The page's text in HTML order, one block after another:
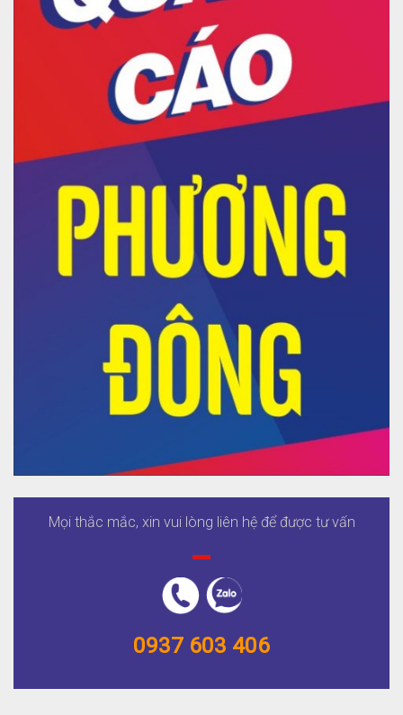
Mọi thắc mắc, xin vui lòng liên hệ để được tư vấn
0937 603 406